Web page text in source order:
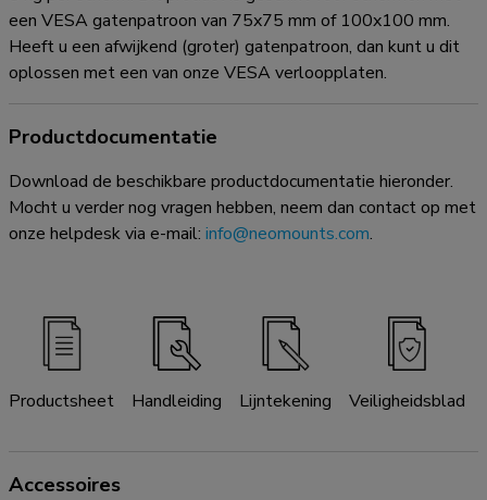
een VESA gatenpatroon van 75x75 mm of 100x100 mm.
Heeft u een afwijkend (groter) gatenpatroon, dan kunt u dit
oplossen met een van onze VESA verloopplaten.
Productdocumentatie
Download de beschikbare productdocumentatie hieronder.
Mocht u verder nog vragen hebben, neem dan contact op met
onze helpdesk via e-mail: info@neomounts.com.
Productsheet Handleiding Lijntekening Veiligheidsblad
Accessoires